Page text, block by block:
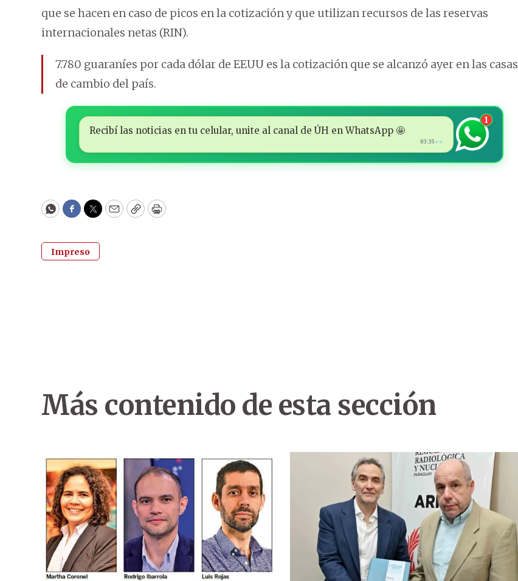
que se hacen en caso de picos en la cotización y que utilizan recursos de las reservas
internacionales netas (RIN).
7.780 guaraníes por cada dólar de EEUU es la cotización que se alcanzó ayer en las casas
de cambio del país.
Recibí las noticias en tu celular, unite al canal de ÚH en WhatsApp 🤩
03:35 ✓✓
1
WhatsApp
Facebook
Twitter
EmailCopyPrint
Impreso
Más contenido de esta sección